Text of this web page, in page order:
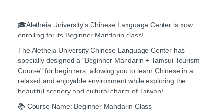
🎓Aletheia University's Chinese Language Center is now
enrolling for its Beginner Mandarin class!
The Aletheia University Chinese Language Center has
specially designed a "Beginner Mandarin + Tamsui Tourism
Course" for beginners, allowing you to learn Chinese in a
relaxed and enjoyable environment while exploring the
beautiful scenery and cultural charm of Taiwan!
📚 Course Name: Beginner Mandarin Class